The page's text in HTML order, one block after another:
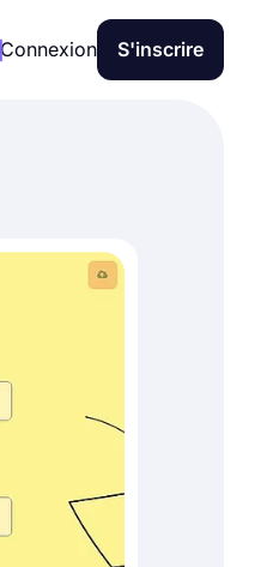
Connexion S'inscrire